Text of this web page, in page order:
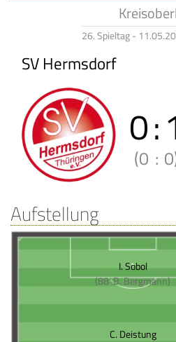
26. Spieltag -
SV Hermsdorf
0:
(0 :
Aufstellung
I. Sobol
(88' B. Bergmann)
C. Deistung